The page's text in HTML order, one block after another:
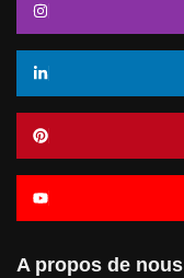
A propos de nous